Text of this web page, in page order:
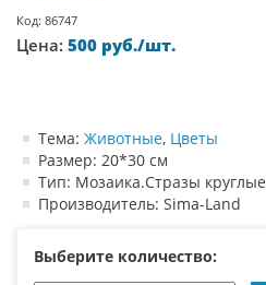
Код: 86747
Цена: 500 руб./шт.
Тема: Животные, Цветы
Размер: 20*30 см
Тип: Мозаика.Стразы круглые
Производитель: Sima-Land
Выберите количество: